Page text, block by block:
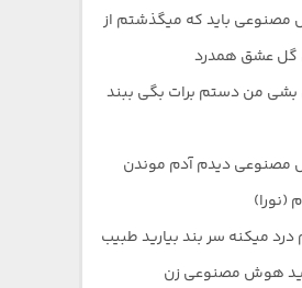
باید که میگذشتم از
گل عشق همدرد
من دستم برات بگی ببند
مصنوعی دیدم آدم موندن
(نورا)
میکنه سر بند بیارید طبیب
هوش مصنوعی زن